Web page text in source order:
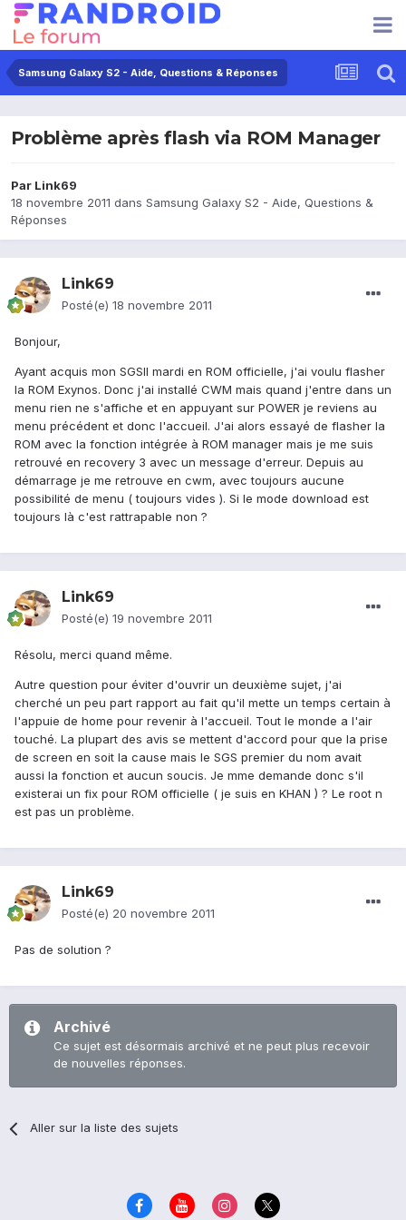
Samsung Galaxy S2 - Aide, Questions & Réponses
Problème après flash via ROM Manager
Par Link69
18 novembre 2011 dans Samsung Galaxy S2 - Aide, Questions &
Réponses
Link69
Posté(e) 18 novembre 2011
Bonjour,
Ayant acquis mon SGSII mardi en ROM officielle, j'ai voulu flasher
la ROM Exynos. Donc j'ai installé CWM mais quand j'entre dans un
menu rien ne s'affiche et en appuyant sur POWER je reviens au
menu précédent et donc l'accueil. J'ai alors essayé de flasher la
ROM avec la fonction intégrée à ROM manager mais je me suis
retrouvé en recovery 3 avec un message d'erreur. Depuis au
démarrage je me retrouve en cwm, avec toujours aucune
possibilité de menu ( toujours vides ). Si le mode download est
toujours là c'est rattrapable non ?
Link69
Posté(e) 19 novembre 2011
Résolu, merci quand même.
Autre question pour éviter d'ouvrir un deuxième sujet, j'ai
cherché un peu part rapport au fait qu'il mette un temps certain à
l'appuie de home pour revenir à l'accueil. Tout le monde a l'air
touché. La plupart des avis se mettent d'accord pour que la prise
de screen en soit la cause mais le SGS premier du nom avait
aussi la fonction et aucun soucis. Je mme demande donc s'il
existerai un fix pour ROM officielle ( je suis en KHAN ) ? Le root n
est pas un problème.
Link69
Posté(e) 20 novembre 2011
Pas de solution ?
Archivé
Ce sujet est désormais archivé et ne peut plus recevoir
de nouvelles réponses.
Aller sur la liste des sujets